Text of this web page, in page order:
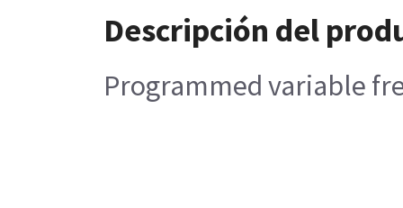
Descripción del
Programmed variable